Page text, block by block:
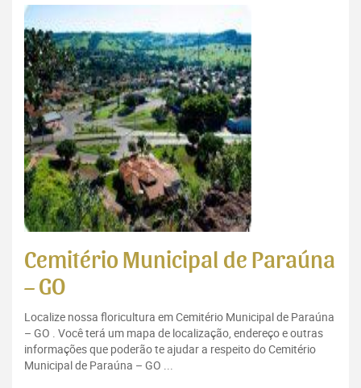
Cemitério Municipal de Paraúna
– GO
Localize nossa floricultura em Cemitério Municipal de Paraúna
– GO . Você terá um mapa de localização, endereço e outras
informações que poderão te ajudar a respeito do Cemitério
Municipal de Paraúna – GO ...